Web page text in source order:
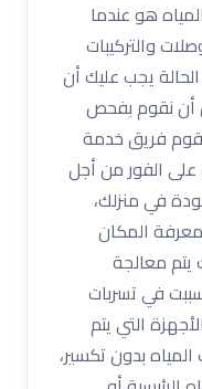
هو عندما
والتركيبات
يجب عليك أن
أن نقوم بفحص
فريق خدمة
على الفور من أجل
في منزلك،
المكان
يتم معالجة
في تسربات
التي يتم
بدون تكسير،